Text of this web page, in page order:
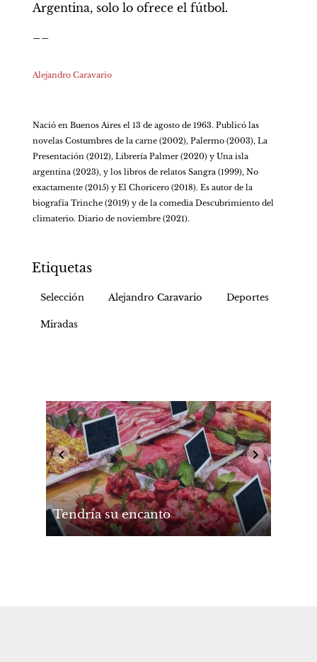
Argentina, solo lo ofrece el fútbol.
Alejandro Caravario
Nació en Buenos Aires el 13 de agosto de 1963. Publicó las
novelas Costumbres de la carne (2002), Palermo (2003), La
Presentación (2012), Librería Palmer (2020) y Una isla
argentina (2023), y los libros de relatos Sangra (1999), No
exactamente (2015) y El Choricero (2018). Es autor de la
biografía Trinche (2019) y de la comedia Descubrimiento del
climaterio. Diario de noviembre (2021).
Etiquetas
Selección Alejandro Caravario Deportes
Miradas
Tendría su encanto